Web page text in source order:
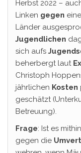
Herbst 2022 –
Linken gegen eine
Länder
Jugendlichen
sich aufs
beherbergt laut
Christoph
jährlichen Kosten
geschätzt
Betreuung).
Frage: Ist es mithin
gegen die